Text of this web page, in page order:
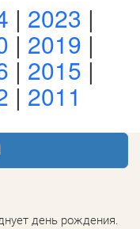
| 2023 |
| 2019 |
| 2015 |
| 2011
день рождения.